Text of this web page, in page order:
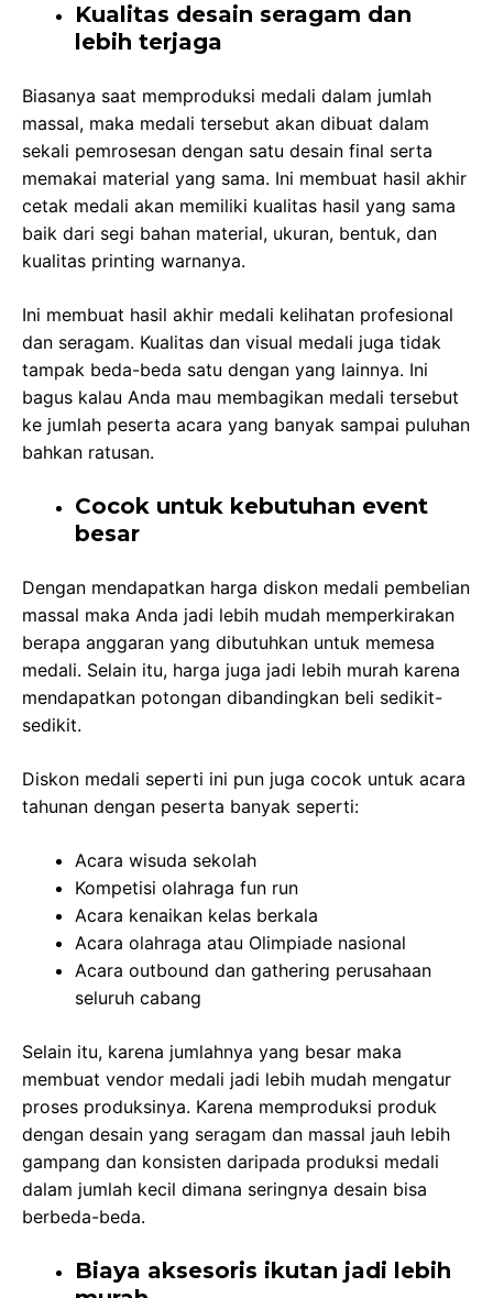
Kualitas desain seragam dan
lebih terjaga
Biasanya saat memproduksi medali dalam jumlah
massal, maka medali tersebut akan dibuat dalam
sekali pemrosesan dengan satu desain final serta
memakai material yang sama. Ini membuat hasil akhir
cetak medali akan memiliki kualitas hasil yang sama
baik dari segi bahan material, ukuran, bentuk, dan
kualitas printing warnanya.
Ini membuat hasil akhir medali kelihatan profesional
dan seragam. Kualitas dan visual medali juga tidak
tampak beda-beda satu dengan yang lainnya. Ini
bagus kalau Anda mau membagikan medali tersebut
ke jumlah peserta acara yang banyak sampai puluhan
bahkan ratusan.
Cocok untuk kebutuhan event
besar
Dengan mendapatkan harga diskon medali pembelian
massal maka Anda jadi lebih mudah memperkirakan
berapa anggaran yang dibutuhkan untuk memesa
medali. Selain itu, harga juga jadi lebih murah karena
mendapatkan potongan dibandingkan beli sedikit-
sedikit.
Diskon medali seperti ini pun juga cocok untuk acara
tahunan dengan peserta banyak seperti:
Acara wisuda sekolah
Kompetisi olahraga fun run
Acara kenaikan kelas berkala
Acara olahraga atau Olimpiade nasional
Acara outbound dan gathering perusahaan
seluruh cabang
Selain itu, karena jumlahnya yang besar maka
membuat vendor medali jadi lebih mudah mengatur
proses produksinya. Karena memproduksi produk
dengan desain yang seragam dan massal jauh lebih
gampang dan konsisten daripada produksi medali
dalam jumlah kecil dimana seringnya desain bisa
berbeda-beda.
Biaya aksesoris ikutan jadi lebih